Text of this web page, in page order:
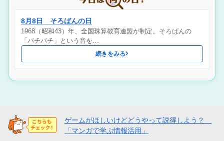
8月8日 そろばんの日
1968（昭和43）年、全国珠算教育連盟が制定。そろばんの
「パチパチ」という音を…
続きをみる
ゲームがほしいけどどうやって説得しよう？
「マンガで学ぶ情報活用」